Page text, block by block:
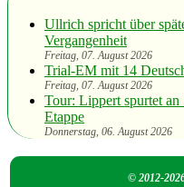
Ullrich spricht über
Vergangenheit
Freitag, 07. August 2026
Trial-EM mit 14
Freitag, 07. August 2026
Tour: Lippert spurtet
Etappe
Donnerstag, 06. August 2026
© 2012-